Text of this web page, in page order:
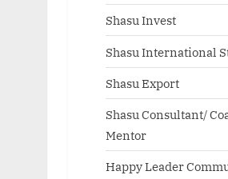
Shasu Invest
Shasu International
Shasu Export
Shasu Consultant/
Mentor
Happy Leader